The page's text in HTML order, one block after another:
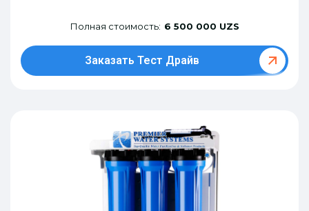
Полная стоимость: 6 500 000 UZS
Заказать Тест Драйв